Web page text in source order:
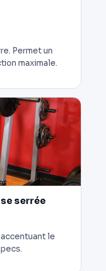
Permet un
maximale.
serrée
le